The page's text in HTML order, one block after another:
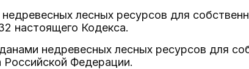
лесных ресурсов для
настоящего Кодекса.
недревесных лесных ресурсов для
Российской Федерации.